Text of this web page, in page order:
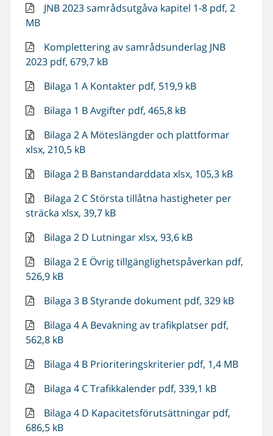
JNB 2023 samrådsutgåva kapitel 1-8 pdf, 2
MB
Komplettering av samrådsunderlag JNB
2023 pdf, 679,7 kB
Bilaga 1 A Kontakter pdf, 519,9 kB
Bilaga 1 B Avgifter pdf, 465,8 kB
Bilaga 2 A Möteslängder och plattformar
xlsx, 210,5 kB
Bilaga 2 B Banstandarddata xlsx, 105,3 kB
Bilaga 2 C Största tillåtna hastigheter per
sträcka xlsx, 39,7 kB
Bilaga 2 D Lutningar xlsx, 93,6 kB
Bilaga 2 E Övrig tillgänglighetspåverkan pdf,
526,9 kB
Bilaga 3 B Styrande dokument pdf, 329 kB
Bilaga 4 A Bevakning av trafikplatser pdf,
562,8 kB
Bilaga 4 B Prioriteringskriterier pdf, 1,4 MB
Bilaga 4 C Trafikkalender pdf, 339,1 kB
Bilaga 4 D Kapacitetsförutsättningar pdf,
686,5 kB